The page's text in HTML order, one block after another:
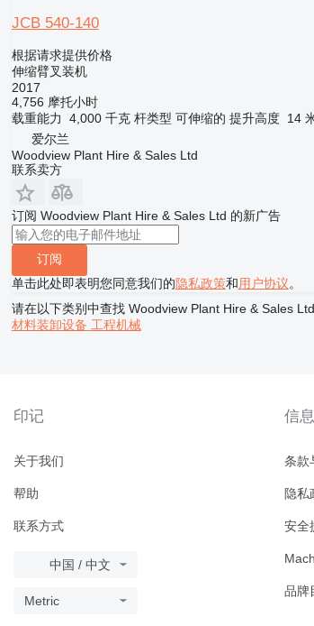
JCB 540-140
根据请求提供价格
伸缩臂叉装机
2017
4,756 摩托小时
载重能力
4,000 千克 杆类型 可伸缩的 提升高度 14
爱尔兰
Woodview Plant Hire & Sales Ltd
联系卖方
订阅 Woodview Plant Hire & Sales Ltd 的新广告
订阅
单击此处即表明您同意我们的隐私政策和用户协议。
请在以下类别中查找 Woodview Plant Hire & Sales
材料装卸设备 工程机械
印记
关于我们
帮助
联系方式
中国 / 中文
Metric
信息
条款
隐私
安全
品牌